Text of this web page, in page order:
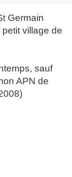
Germain
village de
sauf
APN de